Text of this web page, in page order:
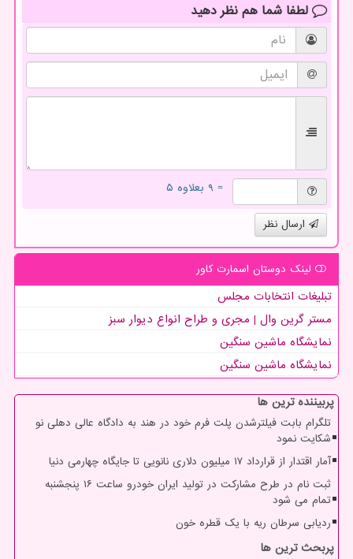
لطفا شما هم نظر دهید
= ۹ بعلاوه ۵
ارسال نظر
لینک دوستان اسمارت كاور
تبلیغات انتخابات مجلس
مستر گرین وال | مجری و طراح انواع دیوار سبز
نمایشگاه ماشین سنگین
نمایشگاه ماشین سنگین
پربیننده ترین ها
تلگرام بابت فیلترشدن پلت فرم خود در هند به دادگاه عالی دهلی نو
شکایت نمود
آمار اقتدار از قرارداد ۱۷ میلیون دلاری نانویی تا جایگاه چهارمی دنیا
ثبت نام در طرح مشارکت در تولید ایران خودرو ساعت ۱۶ پنجشنبه
تمام می شود
ردیابی سرطان ریه با یک قطره خون
پربحث ترین ها